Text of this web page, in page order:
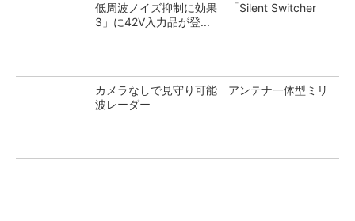
低周波ノイズ抑制に効果 「Silent Switcher
3」に42V入力品が登...
カメラなしで見守り可能 アンテナ一体型ミリ
波レーダー